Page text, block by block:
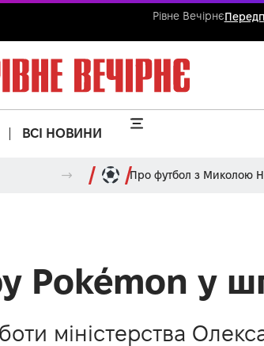
Рівне Вечірнє
ВСІ НОВИНИ
Про футбол з Миколою
Pokémon у
міністерства